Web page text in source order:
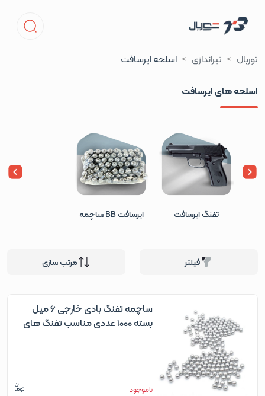
توربال تیراندازی
اسلحه ایرسافت
اسلحه های ایرسافت
تفنگ ایرسافت ایرسافت BB ساچمه
فیلتر مرتب سازی
ساچمه تفنگ بادی خارجی 6 میل
بسته 1000 عددی مناسب تفنگ های
ناموجود